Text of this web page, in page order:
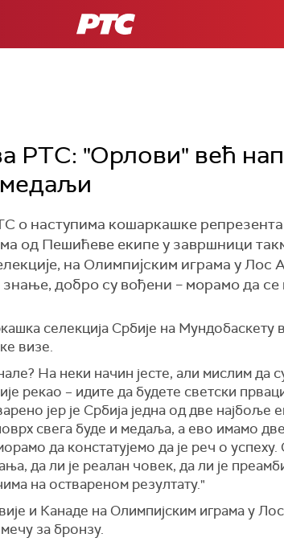
РТС
РТС: "Орлови" већ
медаљи
о наступима кошаркашке
од Пешићеве екипе у завршници
на Олимпијским играма у Лос
добро су вођени – морамо да
селекција Србије на Мундобаскету
визе.
На неки начин јесте, али мислим да
рекао – идите да будете светски
јер је Србија једна од две најбоље
свега буде и медаља, а ево имамо
да констатујемо да је реч о
да ли је реалан човек, да ли је
на оствареном резултату."
и Канаде на Олимпијским играма у
за бронзу.